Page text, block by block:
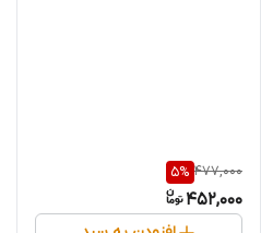
477,000
5%
452,000